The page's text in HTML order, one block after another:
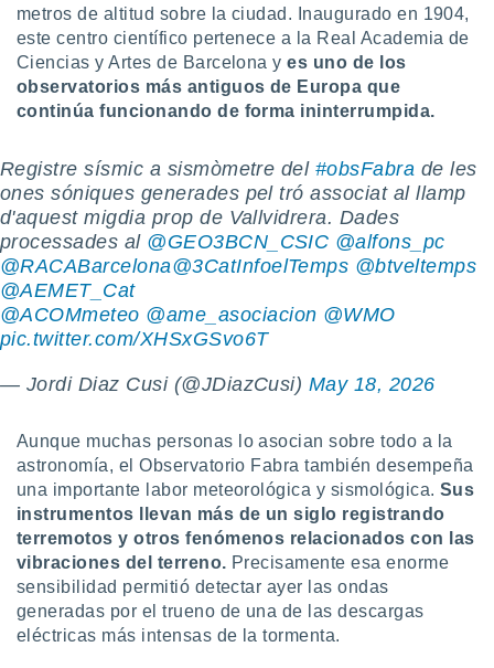
aunque
no
Puedes
abono
únicos
como
sitio
IP
de
posible
traten tus
en
a lo que
Para
metros de altitud sobre la ciudad. Inaugurado en 1904,
este centro científico pertenece a la Real Academia de
Ciencias y Artes de Barcelona yes uno de los
observatorios más antiguos de Europa que
continúa funcionando de forma ininterrumpida.
Registre sísmic a sismòmetre del #obsFabra de les
ones sóniques generades pel tró associat al llamp
d'aquest migdia prop de Vallvidrera. Dades
processades al @GEO3BCN_CSIC @alfons_pc
@RACABarcelona@3CatInfoelTemps @btveltemps
@AEMET_Cat
@ACOMmeteo @ame_asociacion @WMO
pic.twitter.com/XHSxGSvo6T
— Jordi Diaz Cusi (@JDiazCusi) May 18, 2026
Aunque muchas personas lo asocian sobre todo a la
astronomía, el Observatorio Fabra también desempeña
una importante labor meteorológica y sismológica.Sus
instrumentos llevan más de un siglo registrando
terremotos y otros fenómenos relacionados con las
vibraciones del terreno. Precisamente esa enorme
sensibilidad permitió detectar ayer las ondas
generadas por el trueno de una de las descargas
eléctricas más intensas de la tormenta.